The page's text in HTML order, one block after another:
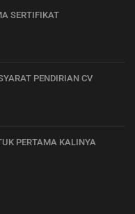
SERTIFIKAT
PENDIRIAN CV
PERTAMA KALINYA